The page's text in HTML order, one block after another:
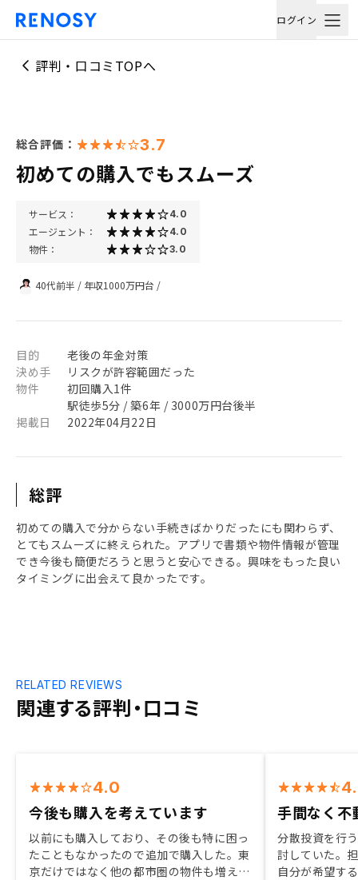
ログイン
評判・口コミTOPへ
総合評価： 3.7
初めての購入でもスムーズ
サービス： 4.0
エージェント： 4.0
物件： 3.0
40代前半 / 年収1000万円台 /
目的
老後の年金対策
決め手
リスクが許容範囲だった
物件
初回購入1件
駅徒歩5分 / 築6年 / 3000万円台後半
掲載日
2022年04月22日
総評
初めての購入で分からない手続きばかりだったにも関わらず、
とてもスムーズに終えられた。アプリで書類や物件情報が管理
でき今後も簡便だろうと思うと安心できる。興味をもった良い
タイミングに出会えて良かったです。
関連する評判・口コミ
RELATED REVIEWS
4.0
今後も購入を考えています
以前にも購入しており、その後も特に困っ
たこともなかったので追加で購入した。東
京だけではなく他の都市圏の物件も増えて
手間なく不
分散投資を行
討していた。
自分が希望す